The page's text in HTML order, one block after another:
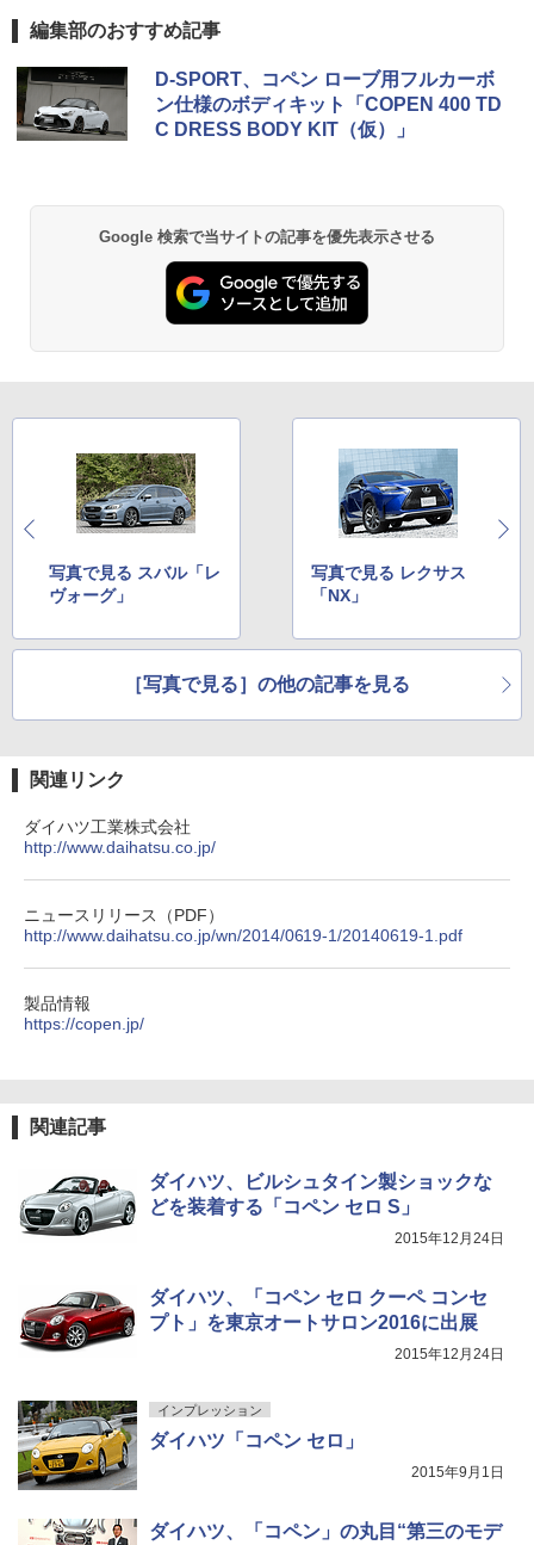
編集部のおすすめ記事
D-SPORT、コペン ローブ用フルカーボ
ン仕様のボディキット「COPEN 400 TD
C DRESS BODY KIT（仮）」
Google 検索で当サイトの記事を優先表示させる
写真で見る スバル「レ
ヴォーグ」
写真で見る レクサス
「NX」
［写真で見る］の他の記事を見る
関連リンク
ダイハツ工業株式会社
http://www.daihatsu.co.jp/
ニュースリリース（PDF）
http://www.daihatsu.co.jp/wn/2014/0619-1/20140619-1.pdf
製品情報
https://copen.jp/
関連記事
ダイハツ、ビルシュタイン製ショックな
どを装着する「コペン セロ S」
2015年12月24日
ダイハツ、「コペン セロ クーペ コンセ
プト」を東京オートサロン2016に出展
2015年12月24日
インプレッション
ダイハツ「コペン セロ」
2015年9月1日
ダイハツ、「コペン」の丸目“第三のモデ